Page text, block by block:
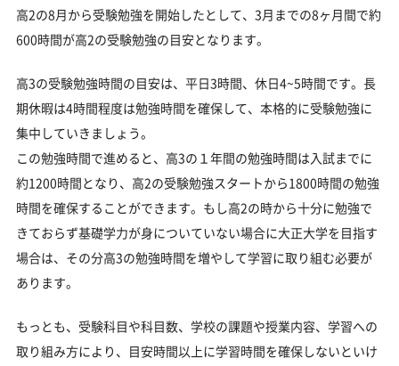
高2の8月から受験勉強を開始したとして、3月までの8ヶ月間で約
600時間が高2の受験勉強の目安となります。
高3の受験勉強時間の目安は、平日3時間、休日4~5時間です。長
期休暇は4時間程度は勉強時間を確保して、本格的に受験勉強に
集中していきましょう。
この勉強時間で進めると、高3の１年間の勉強時間は入試までに
約1200時間となり、高2の受験勉強スタートから1800時間の勉強
時間を確保することができます。もし高2の時から十分に勉強で
きておらず基礎学力が身についていない場合に大正大学を目指す
場合は、その分高3の勉強時間を増やして学習に取り組む必要が
あります。
もっとも、受験科目や科目数、学校の課題や授業内容、学習への
取り組み方により、目安時間以上に学習時間を確保しないといけ